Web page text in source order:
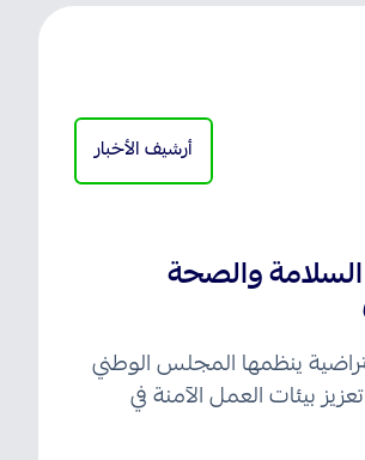
بإدارة
تأميناتي
الجديد!
أرشيف الأخبار
السلامة والصحة
ينظمها المجلس الوطني
أغسطس 2026، وذلك بهدف تعزيز بيئات العمل الآمنة في